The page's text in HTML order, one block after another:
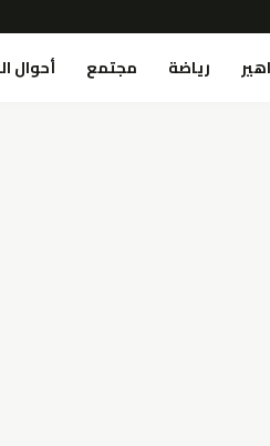
رياضة مجتمع أحوال